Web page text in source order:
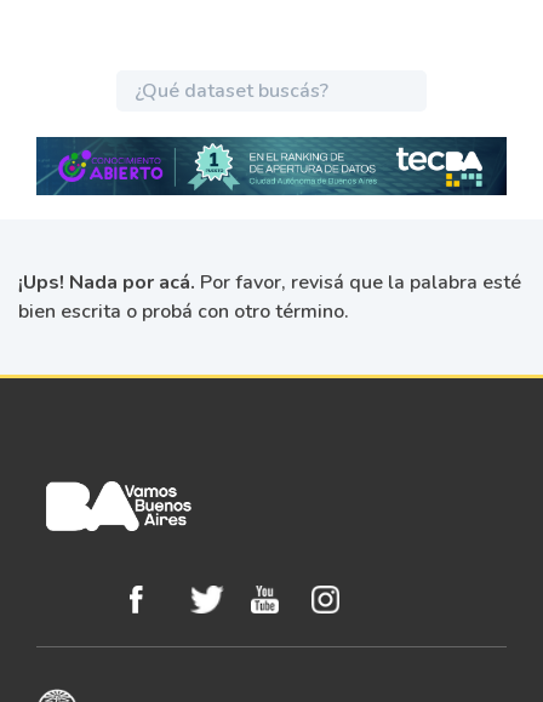
¡Ups! Nada por acá. Por favor, revisá que la palabra esté
bien escrita o probá con otro término.